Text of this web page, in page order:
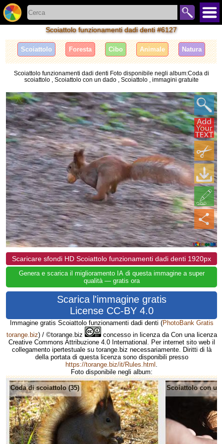
Scoiattolo funzionamenti dadi denti #6127
Scoiattolo Foresta Cibo Animale Natura
Scoiattolo funzionamenti dadi denti Foto disponibile negli album:Coda di
scoiattolo , Scoiattolo con un dado , Scoiattolo , immagini gratuite
Scaricare sfondi HD Scoiattolo funzionamenti dadi denti 1920px
Genera e scarica il miglioramento IA di questa immagine a super
qualità — gratis ora
Scarica l'immagine gratis
License CC-BY 4.0
Immagine gratis Scoiattolo funzionamenti dadi denti (PhotoBank Gratis
torange.biz) / ©torange.biz
concesso in licenza da Con una licenza
Creative Commons Attribuzione 4.0 International. Per internet sito web il
collegamento ipertestuale su torange.biz necessariamente. Diritti di là
della portata di questa licenza sono disponibili presso
https://torange.biz/it/Rules.html
Foto disponibile negli album:
Coda di scoiattolo (35) Scoiattolo con un